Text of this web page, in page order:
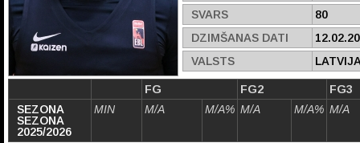
SVARS
80
DZIMŠANAS DATI
VALSTS
FG FG2
FG3
SEZONA
SEZONA
2025/2026
MIN M/A M/A% M/A M/A% M/A